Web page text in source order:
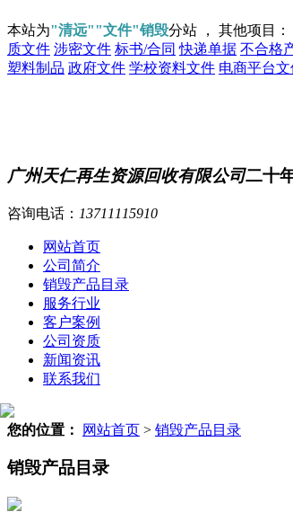
本站为"清远""文件"销毁分站 ， 其他项目：
质文件 涉密文件 标书/合同 快递单据 不合格
塑料制品 政府文件 学校资料文件 电商平台文
广州天仁再生资源回收有限公司二十
咨询电话： 13711115910
网站首页
公司简介
销毁产品目录
服务行业
客户案例
公司资质
新闻资讯
联系我们
您的位置： 网站首页 > 销毁产品目录
销毁产品目录